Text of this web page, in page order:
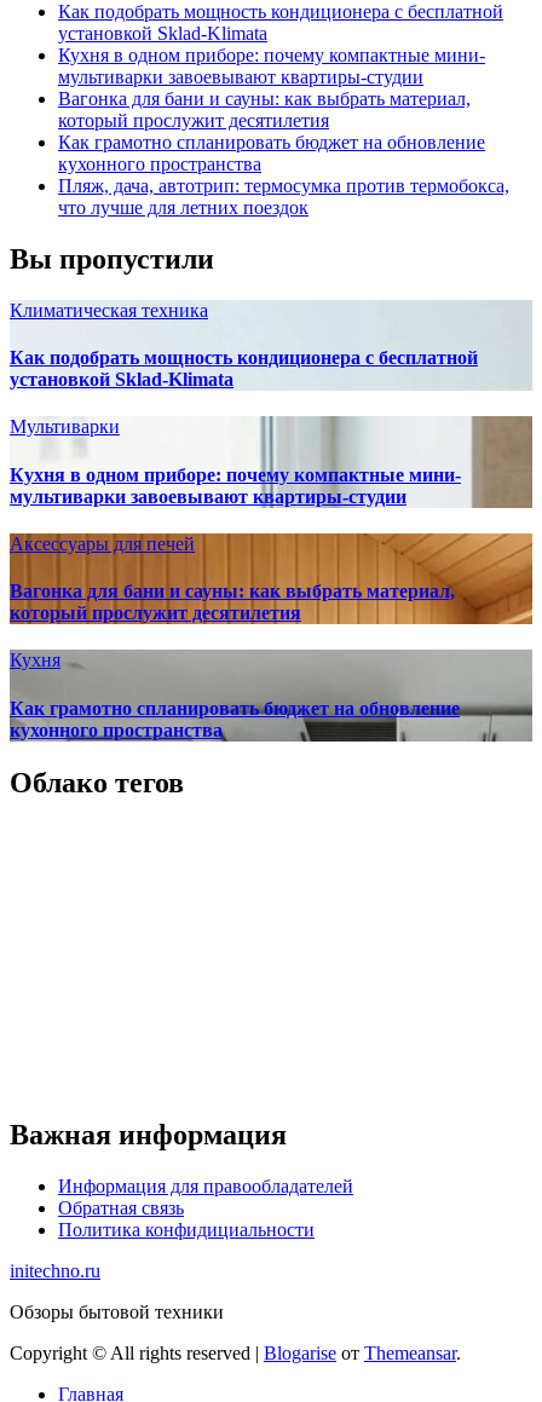
Как подобрать мощность кондиционера с бесплатной
установкой Sklad-Klimata
Кухня в одном приборе: почему компактные мини-
мультиварки завоевывают квартиры-студии
Вагонка для бани и сауны: как выбрать материал,
который прослужит десятилетия
Как грамотно спланировать бюджет на обновление
кухонного пространства
Пляж, дача, автотрип: термосумка против термобокса,
что лучше для летних поездок
Вы пропустили
Климатическая техника
Как подобрать мощность кондиционера с бесплатной
установкой Sklad-Klimata
Мультиварки
Кухня в одном приборе: почему компактные мини-
мультиварки завоевывают квартиры-студии
Аксессуары для печей
Вагонка для бани и сауны: как выбрать материал,
который прослужит десятилетия
Кухня
Как грамотно спланировать бюджет на обновление
кухонного пространства
Облако тегов
Важная информация
Информация для правообладателей
Обратная связь
Политика конфидициальности
initechno.ru
Обзоры бытовой техники
Copyright © All rights reserved | Blogarise от Themeansar.
Главная